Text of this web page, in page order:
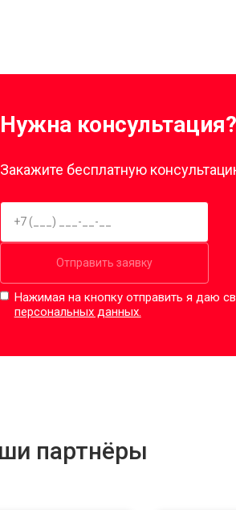
Нужна консультация?
Закажите бесплатную
Отправить заявку
Нажимая на кнопку отправить я даю
персональных данных.
партнёры